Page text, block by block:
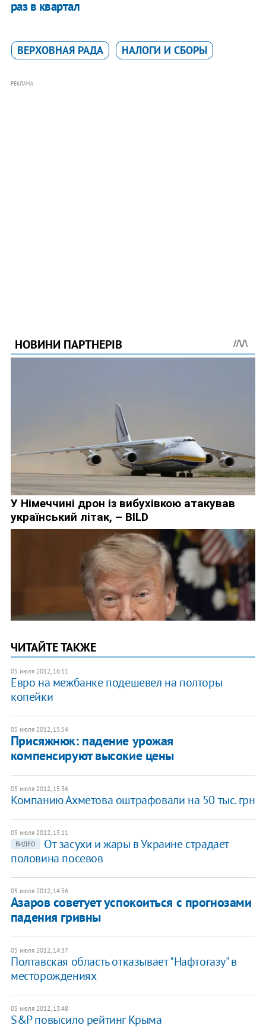
раз в квартал
ВЕРХОВНАЯ РАДА НАЛОГИ И СБОРЫ
РЕКЛАМА
ЧИТАЙТЕ ТАКЖЕ
05 июля 2012, 16:11
Евро на межбанке подешевел на полторы
копейки
05 июля 2012, 15:54
Присяжнюк: падение урожая
компенсируют высокие цены
05 июля 2012, 15:36
Компанию Ахметова оштрафовали на 50 тыс. грн
05 июля 2012, 15:11
ВИДЕО
От засухи и жары в Украине страдает
половина посевов
05 июля 2012, 14:56
Азаров советует успокоиться с прогнозами
падения гривны
05 июля 2012, 14:37
Полтавская область отказывает "Нафтогазу" в
месторождениях
05 июля 2012, 13:48
S&P повысило рейтинг Крыма